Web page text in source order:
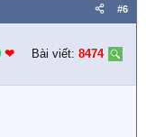
#6
❤︎ Bài viết: 8474